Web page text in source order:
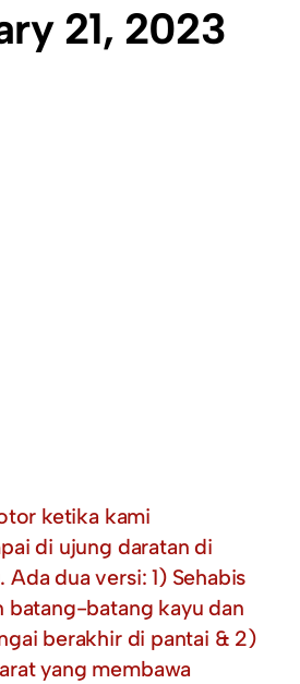
21, 2023
ketika kami
di ujung daratan di
dua versi: 1) Sehabis
batang-batang kayu dan
berakhir di pantai & 2)
yang membawa